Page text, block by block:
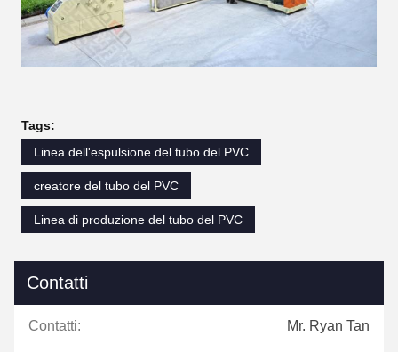
Tags:
Linea dell'espulsione del tubo del PVC
creatore del tubo del PVC
Linea di produzione del tubo del PVC
Contatti
Contatti: Mr. Ryan Tan